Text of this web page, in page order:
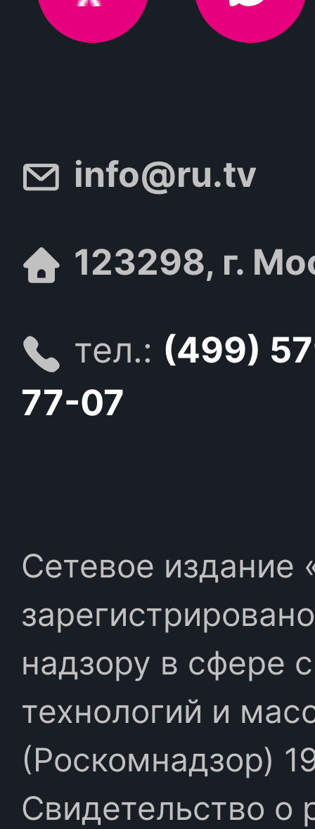
info@ru.tv
123298, г.
тел.: (499)
77-07
Сетевое издание
надзору в сфере
технологий и
(Роскомнадзор)
Свидетельство